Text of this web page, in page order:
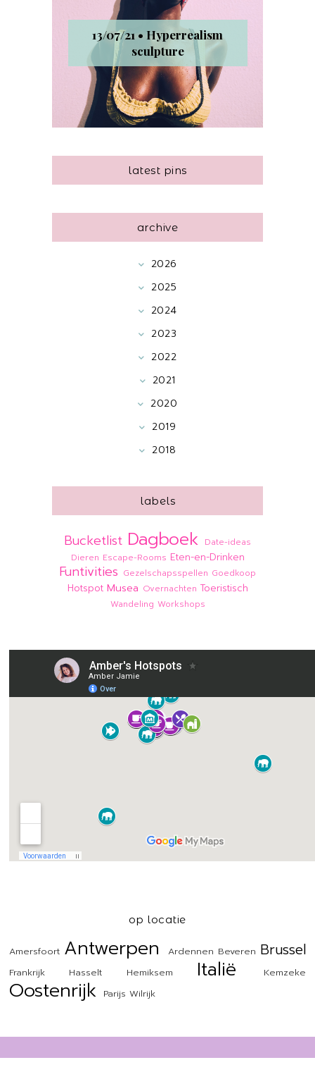
13/07/21 • Hyperrealism
sculpture
latest pins
archive
2026
2025
2024
2023
2022
2021
2020
2019
2018
labels
Bucketlist Dagboek Date-ideas
Dieren Escape-Rooms Eten-en-Drinken
Funtivities Gezelschapsspellen Goedkoop
Hotspot Musea Overnachten Toeristisch
Wandeling Workshops
op locatie
Amersfoort Antwerpen Ardennen Beveren Brussel
Frankrijk Hasselt Hemiksem Italië Kemzeke
Oostenrijk Parijs Wilrijk